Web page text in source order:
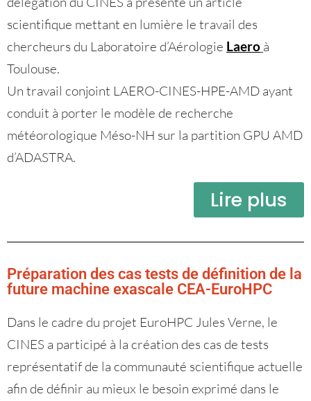
scientifique mettant en lumière le travail des
chercheurs du Laboratoire d’Aérologie Laero à
Toulouse.
Un travail conjoint LAERO-CINES-HPE-AMD ayant
conduit à porter le modèle de recherche
météorologique Méso-NH sur la partition GPU AMD
d’ADASTRA.
Lire plus
Préparation des cas tests de définition de la
future machine exascale CEA-EuroHPC
Dans le cadre du projet EuroHPC Jules Verne, le
CINES a participé à la création des cas de tests
représentatif de la communauté scientifique actuelle
afin de définir au mieux le besoin exprimé dans le